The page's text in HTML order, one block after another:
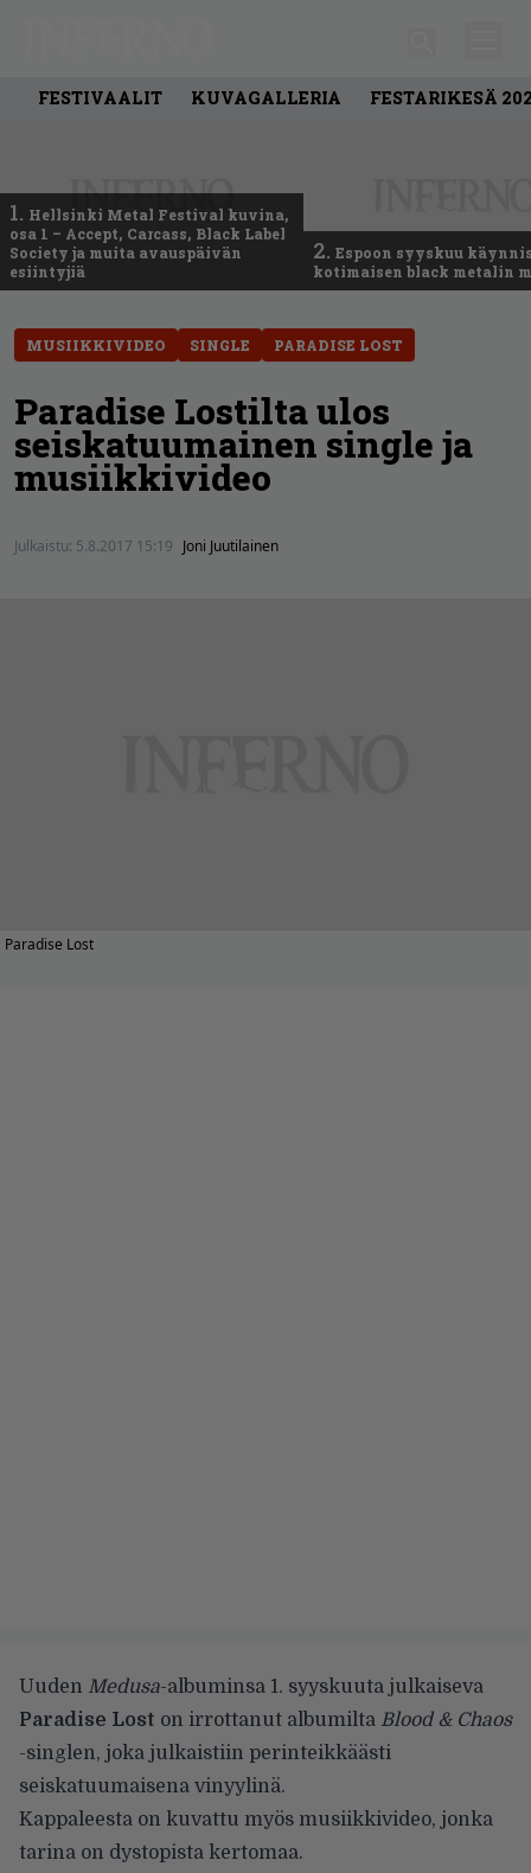
FESTIVAALIT KUVAGALLERIA FESTARIKESÄ
1. Hellsinki Metal Festival kuvina,
osa 1 – Accept, Carcass, Black Label
Society ja muita avauspäivän
esiintyjiä
2. Espoon syyskuu
kotimaisen black metalin
MUSIIKKIVIDEO SINGLE PARADISE LOST
Paradise Lostilta ulos
seiskatuumainen single ja
musiikkivideo
Julkaistu: 5.8.2017 15:19 Joni Juutilainen
Paradise Lost
Uuden Medusa-albuminsa 1. syyskuuta julkaiseva
Paradise Lost on irrottanut albumilta Blood & Chaos
-singlen, joka julkaistiin perinteikkäästi
seiskatuumaisena vinyylinä.
Kappaleesta on kuvattu myös musiikkivideo, jonka
tarina on dystopista kertomaa.